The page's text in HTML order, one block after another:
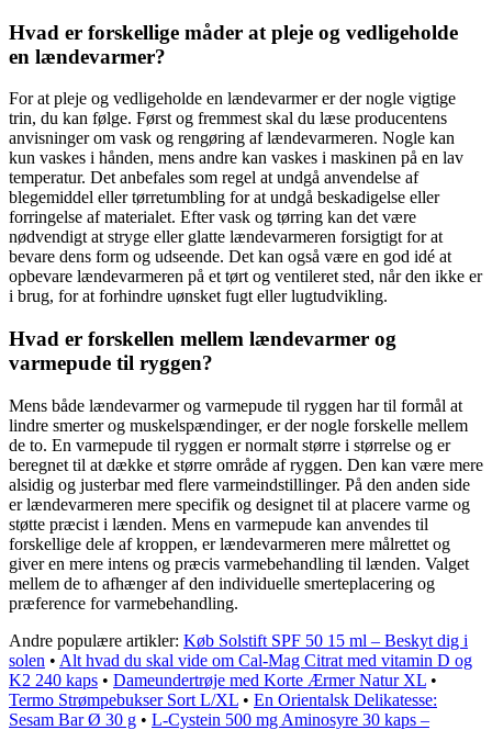
Hvad er forskellige måder at pleje og vedligeholde
en lændevarmer?
For at pleje og vedligeholde en lændevarmer er der nogle vigtige
trin, du kan følge. Først og fremmest skal du læse producentens
anvisninger om vask og rengøring af lændevarmeren. Nogle kan
kun vaskes i hånden, mens andre kan vaskes i maskinen på en lav
temperatur. Det anbefales som regel at undgå anvendelse af
blegemiddel eller tørretumbling for at undgå beskadigelse eller
forringelse af materialet. Efter vask og tørring kan det være
nødvendigt at stryge eller glatte lændevarmeren forsigtigt for at
bevare dens form og udseende. Det kan også være en god idé at
opbevare lændevarmeren på et tørt og ventileret sted, når den ikke er
i brug, for at forhindre uønsket fugt eller lugtudvikling.
Hvad er forskellen mellem lændevarmer og
varmepude til ryggen?
Mens både lændevarmer og varmepude til ryggen har til formål at
lindre smerter og muskelspændinger, er der nogle forskelle mellem
de to. En varmepude til ryggen er normalt større i størrelse og er
beregnet til at dække et større område af ryggen. Den kan være mere
alsidig og justerbar med flere varmeindstillinger. På den anden side
er lændevarmeren mere specifik og designet til at placere varme og
støtte præcist i lænden. Mens en varmepude kan anvendes til
forskellige dele af kroppen, er lændevarmeren mere målrettet og
giver en mere intens og præcis varmebehandling til lænden. Valget
mellem de to afhænger af den individuelle smerteplacering og
præference for varmebehandling.
Andre populære artikler: Køb Solstift SPF 50 15 ml – Beskyt dig i
solen • Alt hvad du skal vide om Cal-Mag Citrat med vitamin D og
K2 240 kaps • Dameundertrøje med Korte Ærmer Natur XL •
Termo Strømpebukser Sort L/XL • En Orientalsk Delikatesse:
Sesam Bar Ø 30 g • L-Cystein 500 mg Aminosyre 30 kaps –